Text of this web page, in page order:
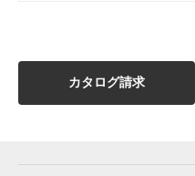
カタログ請求